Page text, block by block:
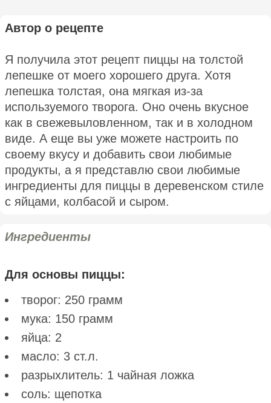
Автор о рецепте
Я получила этот рецепт пиццы на толстой
лепешке от моего хорошего друга. Хотя
лепешка толстая, она мягкая из-за
используемого творога. Оно очень вкусное
как в свежевыловленном, так и в холодном
виде. А еще вы уже можете настроить по
своему вкусу и добавить свои любимые
продукты, а я представлю свои любимые
ингредиенты для пиццы в деревенском стиле
с яйцами, колбасой и сыром.
Ингредиенты
Для основы пиццы:
творог: 250 грамм
мука: 150 грамм
яйца: 2
масло: 3 ст.л.
разрыхлитель: 1 чайная ложка
соль: щепотка